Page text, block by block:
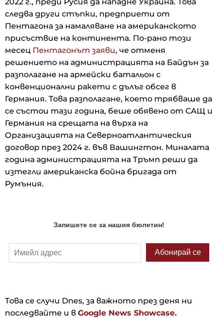
следва други стъпки, предприети от
Пентагона за намаляване на американското
присъствие на континента. По-рано този
месец Пентагонът заяви, че отменя
решението на администрацията на Байдън за
разполагане на армейски батальон с
конвенционални ракети с дълъг обсег в
Германия. Това разполагане, което трябваше да
се състои тази година, беше обявено от САЩ и
Германия на срещата на върха на
Организацията на Северноатлантическия
договор през 2024 г. във Вашингтон. Миналата
година администрацията на Тръмп реши да
изтегли американска бойна бригада от
Румъния.
Това се случи Dnes, за важното през деня ни
последвайте и в Google News Showcase.